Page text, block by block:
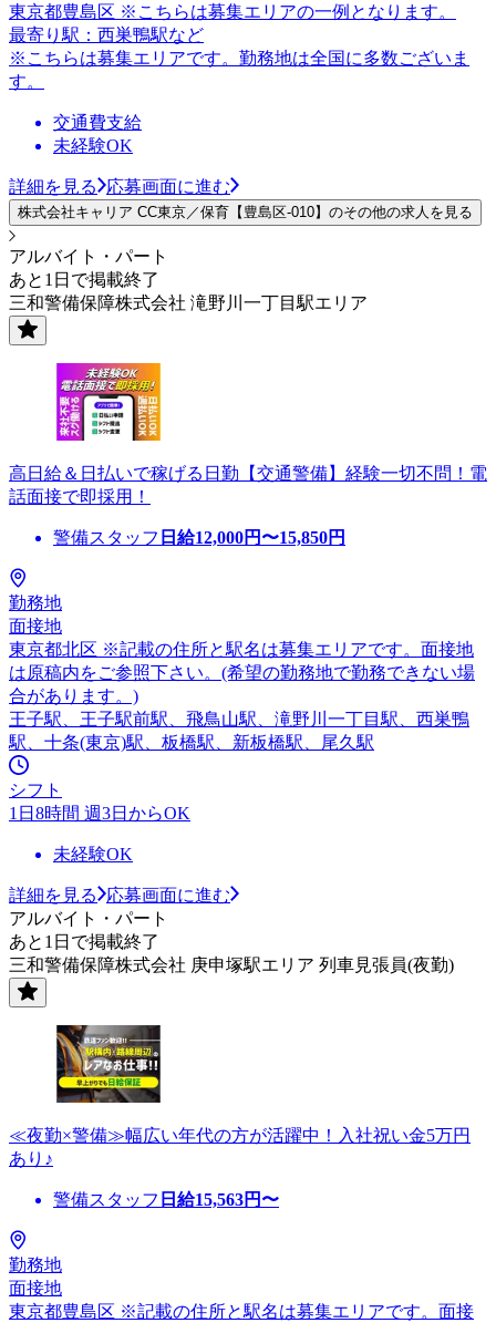
東京都豊島区 ※こちらは募集エリアの一例となります。
最寄り駅：西巣鴨駅など
※こちらは募集エリアです。勤務地は全国に多数ございま
す。
交通費支給
未経験OK
詳細を見る 応募画面に進む
株式会社キャリア CC東京／保育【豊島区-010】のその他の求人を見る
アルバイト・パート
あと1日で掲載終了
三和警備保障株式会社 滝野川一丁目駅エリア
高日給＆日払いで稼げる日勤【交通警備】経験一切不問！電
話面接で即採用！
警備スタッフ 日給12,000円〜15,850円
勤務地
面接地
東京都北区 ※記載の住所と駅名は募集エリアです。面接地
は原稿内をご参照下さい。(希望の勤務地で勤務できない場
合があります。)
王子駅、王子駅前駅、飛鳥山駅、滝野川一丁目駅、西巣鴨
駅、十条(東京)駅、板橋駅、新板橋駅、尾久駅
シフト
1日8時間 週3日からOK
未経験OK
詳細を見る
応募画面に進む
アルバイト・パート
あと1日で掲載終了
三和警備保障株式会社 庚申塚駅エリア 列車見張員(夜勤)
≪夜勤×警備≫幅広い年代の方が活躍中！入社祝い金5万円
あり♪
警備スタッフ 日給15,563円〜
勤務地
面接地
東京都豊島区 ※記載の住所と駅名は募集エリアです。面接